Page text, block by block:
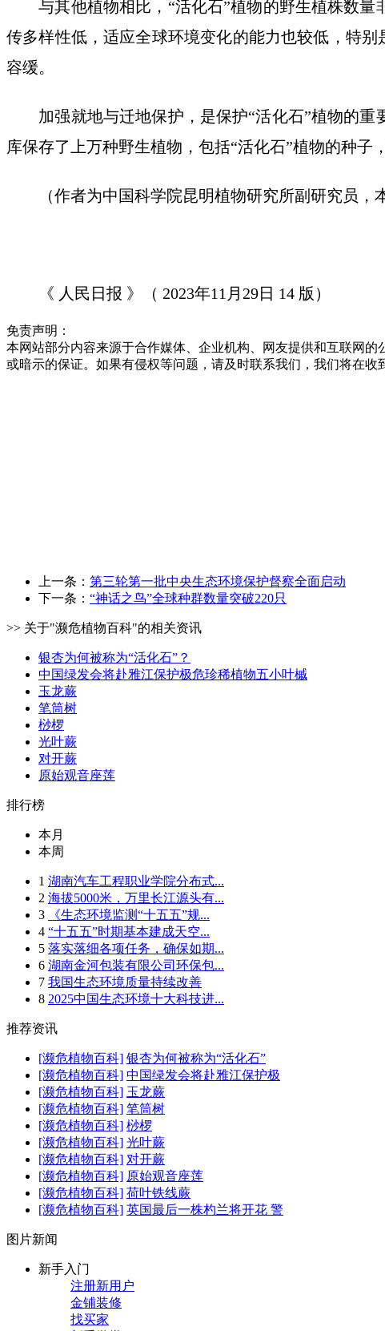
与其他植物相比，“活化石”植物的野生植株数量
传多样性低，适应全球环境变化的能力也较低，特
容缓。
加强就地与迁地保护，是保护“活化石”植物的重
库保存了上万种野生植物，包括“活化石”植物的种子
（作者为中国科学院昆明植物研究所副研究员，本
《 人民日报 》（ 2023年11月29日 14 版）
免责声明：
本网站部分内容来源于合作媒体、企业机构、网友提供和互联网
或暗示的保证。如果有侵权等问题，请及时联系我们，我们将在收
上一条： 第三轮第一批中央生态环境保护督察全面启动
下一条： “神话之鸟”全球种群数量突破220只
>> 关于"濒危植物百科"的相关资讯
银杏为何被称为“活化石”？
中国绿发会将赴雅江保护极危珍稀植物五小叶槭
玉龙蕨
笔筒树
桫椤
光叶蕨
对开蕨
原始观音座莲
排行榜
本月
本周
1 湖南汽车工程职业学院分布式...
2 海拔5000米，万里长江源头有...
3
《生态环境监测“十五五”规...
4 “十五五”时期基本建成天空...
5 落实落细各项任务，确保如期...
6 湖南金河包装有限公司环保包...
7 我国生态环境质量持续改善
8 2025中国生态环境十大科技进...
推荐资讯
[濒危植物百科] 银杏为何被称为“活化石”
[濒危植物百科] 中国绿发会将赴雅江保护极
[濒危植物百科] 玉龙蕨
[濒危植物百科] 笔筒树
[濒危植物百科] 桫椤
[濒危植物百科] 光叶蕨
[濒危植物百科] 对开蕨
[濒危植物百科] 原始观音座莲
[濒危植物百科] 荷叶铁线蕨
[濒危植物百科] 英国最后一株杓兰将开花 警
图片新闻
新手入门
注册新用户
金铺装修
找买家